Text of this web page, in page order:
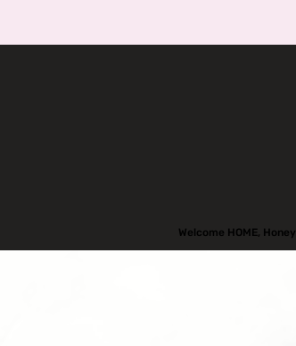
Welcome HOME, Honey